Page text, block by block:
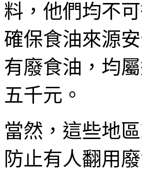
料，他們均不
確保食油來源
有廢食油，均
五千元。
當然，這些地
防止有人翻用